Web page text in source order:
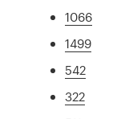
1066
1499
542
322